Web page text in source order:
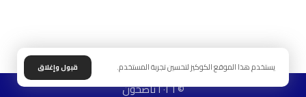
© ٢٠٢٦ ناصحون
يستخدم هذا الموقع الكوكيز لتحسين تجربة المستخدم. قبول وإغلاق